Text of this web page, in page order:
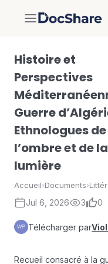
DocShare
Histoire et
Perspectives
Guerre
Ethnologues de
l’ombre et de la
lumière
Accueil›Documents›
Jul 6, 2026 3 0
Télécharger par
Recueil consacré à la